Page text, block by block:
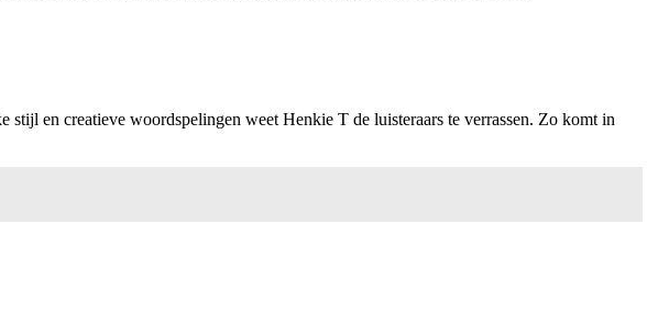
en creatieve woordspelingen weet Henkie T de luisteraars te verrassen. Zo komt in